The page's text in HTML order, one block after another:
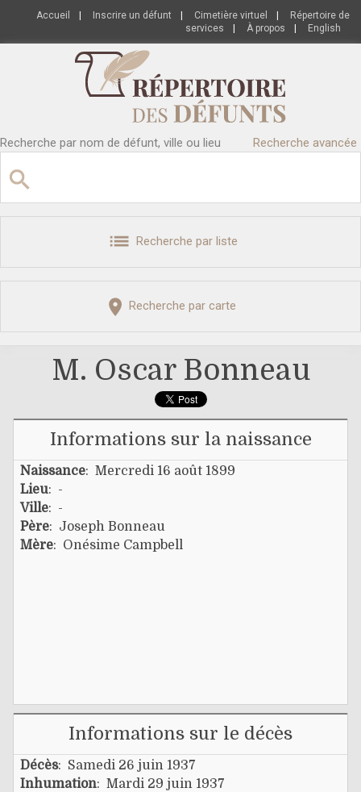
Accueil Inscrire un défunt Cimetière virtuel
Répertoire de
services
À propos English
Recherche par nom de défunt, ville ou lieu Recherche avancée
Recherche par liste
Recherche par carte
M. Oscar Bonneau
Informations sur la naissance
Naissance: Mercredi 16 août 1899
Lieu: -
Ville: -
Père: Joseph Bonneau
Mère: Onésime Campbell
Informations sur le décès
Décès: Samedi 26 juin 1937
Inhumation: Mardi 29 juin 1937